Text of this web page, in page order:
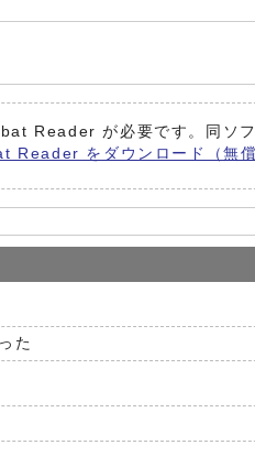
Reader が必要です。同ソフ
をダウンロード（無償
た